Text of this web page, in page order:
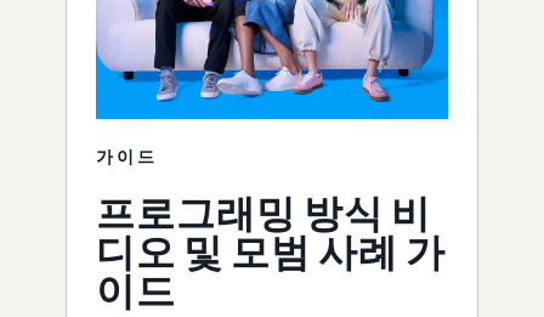
가이드
프로그래밍 방식 비
디오 및 모범 사례 가
이드